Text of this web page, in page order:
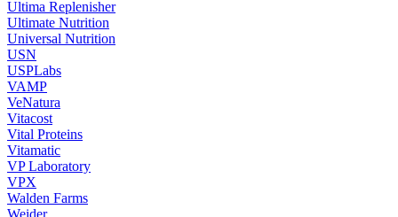
Ultima Replenisher
Ultimate Nutrition
Universal Nutrition
USN
USPLabs
VAMP
VeNatura
Vitacost
Vital Proteins
Vitamatic
VP Laboratory
VPX
Walden Farms
Weider